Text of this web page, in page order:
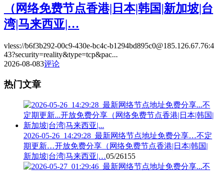
（网络免费节点香港|日本|韩国|新加坡|台
湾|马来西亚|…
vless://b6f3b292-00c9-430e-bc4c-b1294bd895c0@185.126.67.76:4
43?security=reality&type=tcp&pac...
2026-08-083评论
热门文章
2026-05-26_14:29:28_最新网络节点地址免费分享…不定
期更新…开放免费分享（网络免费节点香港|日本|韩国|
新加坡|台湾|马来西亚|…05/26155